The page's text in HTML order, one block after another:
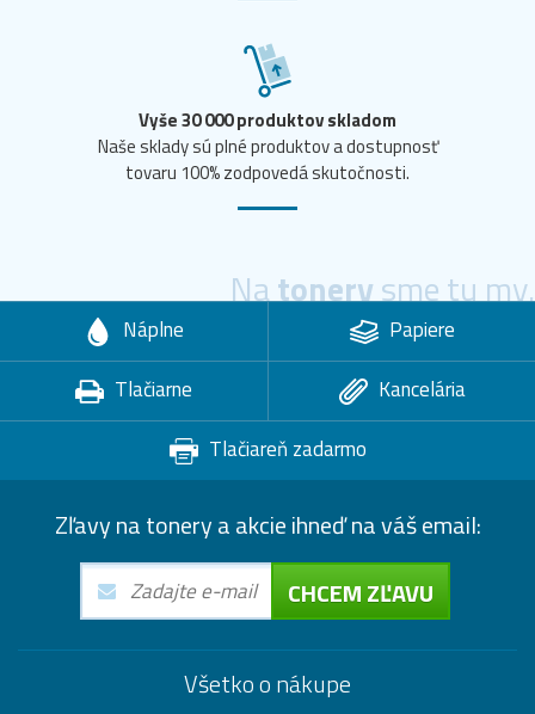
Vyše 30 000 produktov skladom
Naše sklady sú plné produktov a dostupnosť
tovaru 100% zodpovedá skutočnosti.
Natonerysme tu my.
Náplne
Papiere
Tlačiarne
Kancelária
Tlačiareň zadarmo
Zľavy na tonery a akcie ihneď na váš email:
CHCEM ZĽAVU
Všetko o nákupe